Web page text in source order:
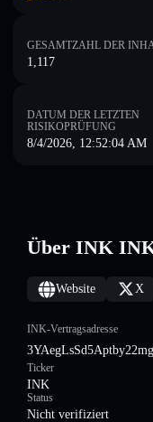
GESAMTZAHL DER
1,117
DATUM DER LETZTEN
RISIKOPRÜFUNG
8/4/2026, 12:52:04 AM
Über INK
Website X
INK-Vertragsadresse
Ticker
INK
Status
Nicht verifiziert